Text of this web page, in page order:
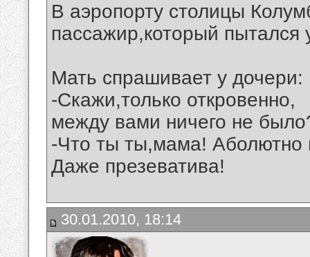
В аэропорту столицы
пассажир,который пытался
Мать спрашивает у дочери:
-Скажи,только откровенно,
между вами ничего не
-Что ты ты,мама! Аболютно
Даже презеватива!
30.01.2010, 18:14